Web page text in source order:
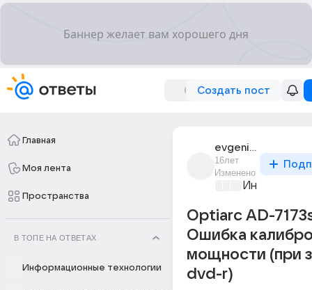
Создать пост
Главная
Моя лента
Пространства
В ТОПЕ НА ОТВЕТАХ
Информационные технологии
evgenii_ilin_3
16лет
Изменено
Optiarc AD-
Ошибка
мощности (при
dvd-r)